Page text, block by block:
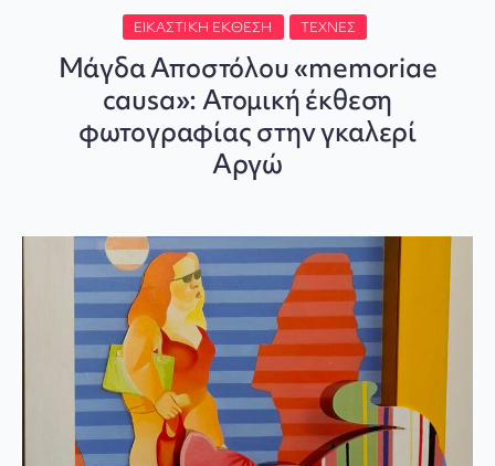
ΕΙΚΑΣΤΙΚΉ ΈΚΘΕΣΗ ΤΈΧΝΕΣ
Μάγδα Αποστόλου «memoriae
causa»: Ατομική έκθεση
φωτογραφίας στην γκαλερί
Αργώ